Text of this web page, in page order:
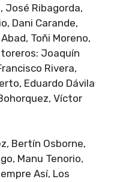
José Ribagorda,
Dani Carande,
Toñi Moreno,
Joaquín
Rivera,
Eduardo Dávila
Víctor
Bertín Osborne,
Manu Tenorio,
Así, Los